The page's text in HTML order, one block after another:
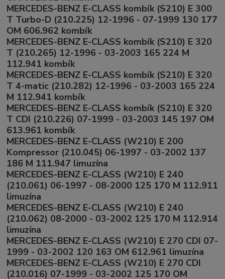
MERCEDES-BENZ E-CLASS kombík (S210) E 300
T Turbo-D (210.225) 12-1996 - 07-1999 130 177
OM 606.962 kombík
MERCEDES-BENZ E-CLASS kombík (S210) E 320
T (210.265) 12-1996 - 03-2003 165 224 M
112.941 kombík
MERCEDES-BENZ E-CLASS kombík (S210) E 320
T 4-matic (210.282) 12-1996 - 03-2003 165 224
M 112.941 kombík
MERCEDES-BENZ E-CLASS kombík (S210) E 320
T CDI (210.226) 07-1999 - 03-2003 145 197 OM
613.961 kombík
MERCEDES-BENZ E-CLASS (W210) E 200
Kompressor (210.045) 06-1997 - 03-2002 137
186 M 111.947 limuzína
MERCEDES-BENZ E-CLASS (W210) E 240
(210.061) 06-1997 - 08-2000 125 170 M 112.911
limuzína
MERCEDES-BENZ E-CLASS (W210) E 240
(210.062) 08-2000 - 03-2002 125 170 M 112.914
limuzína
MERCEDES-BENZ E-CLASS (W210) E 270 CDI 07-
1999 - 03-2002 120 163 OM 612.961 limuzína
MERCEDES-BENZ E-CLASS (W210) E 270 CDI
(210.016) 07-1999 - 03-2002 125 170 OM